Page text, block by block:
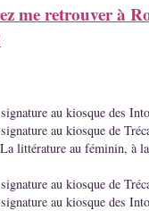
me retrouver à
au kiosque des
au kiosque de
littérature au féminin, à
au kiosque de
au kiosque des